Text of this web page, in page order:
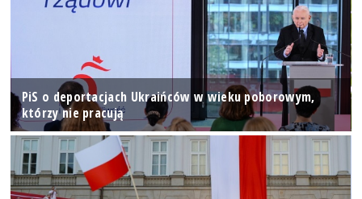
PiS o deportacjach Ukraińców w wieku poborowym,
którzy nie pracują